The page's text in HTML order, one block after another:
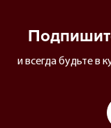
и всегда будьте в